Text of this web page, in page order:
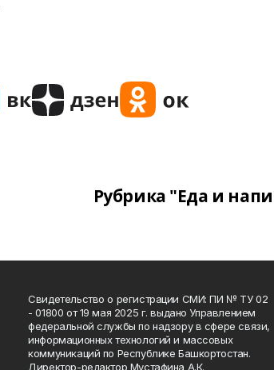
Рубрика "Еда и
Свидетельство о регистрации СМИ: ПИ № ТУ 02
- 01800 от 19 мая 2025 г. выдано Управлением
федеральной службы по надзору в сфере связи,
информационных технологий и массовых
коммуникаций по Республике Башкортостан.
Директор-редактор Мустафина А.К.